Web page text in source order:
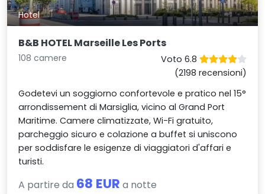
Hotel
B&B HOTEL Marseille Les Ports
108 camere
Voto 6.8
(2198 recensioni)
Godetevi un soggiorno confortevole e pratico nel 15°
arrondissement di Marsiglia, vicino al Grand Port
Maritime. Camere climatizzate, Wi-Fi gratuito,
parcheggio sicuro e colazione a buffet si uniscono
per soddisfare le esigenze di viaggiatori d'affari e
turisti.
A partire da 68 EUR a notte